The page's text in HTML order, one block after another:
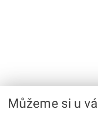
Můžeme si u